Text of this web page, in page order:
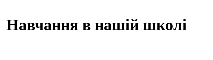
Навчання в нашій школі